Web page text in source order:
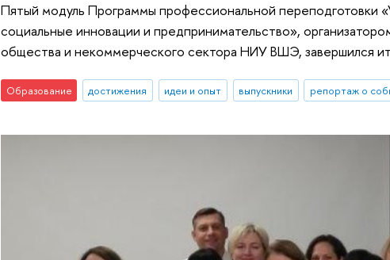
Пятый модуль Программы профессиональной переподготовки
социальные инновации и предпринимательство»,
общества и некоммерческого сектора НИУ ВШЭ, завершился
Образование достижения идеи и опыт выпускники репортаж о